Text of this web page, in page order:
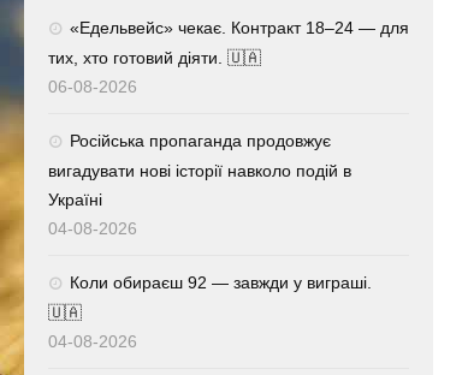
«Едельвейс» чекає. Контракт 18–24 — для
тих, хто готовий діяти. 🇺🇦
06-08-2026
Російська пропаганда продовжує
вигадувати нові історії навколо подій в
Україні
04-08-2026
Коли обираєш 92 — завжди у виграші.
🇺🇦
04-08-2026